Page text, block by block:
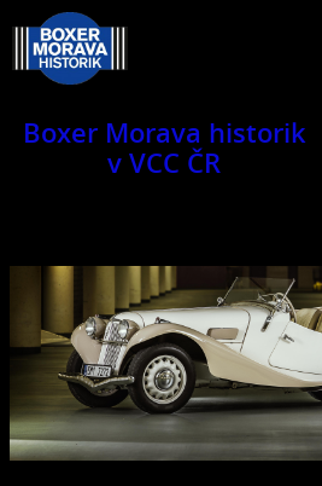
Boxer Morava historik
v VCC ČR
Jsme klub veteránů.